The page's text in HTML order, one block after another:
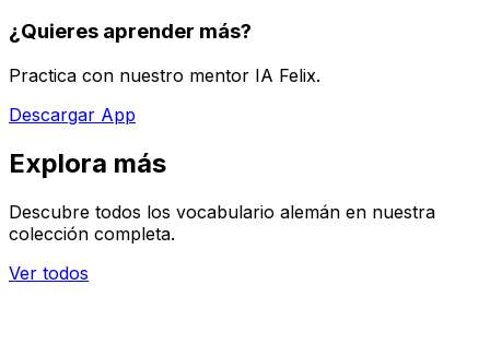
¿Quieres aprender más?
Practica con nuestro mentor IA Felix.
Descargar App
Explora más
Descubre todos los vocabulario alemán en nuestra
colección completa.
Ver todos